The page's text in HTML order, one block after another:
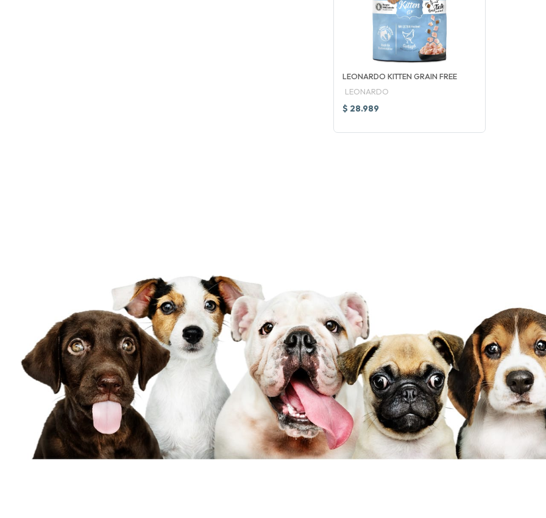
LEONARDO KITTEN GRAIN FREE
LEONARDO
$ 28.989